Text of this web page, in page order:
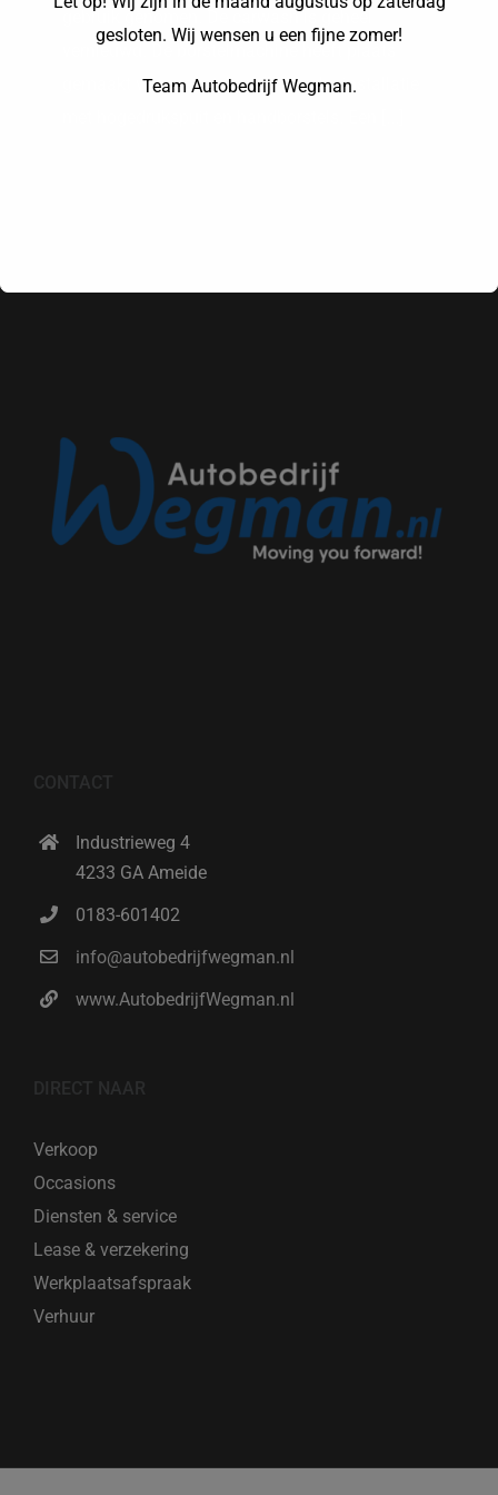
gebruik genomen. De carwash is geheel
vernieuwd. De borstelmachine heeft plaats
gemaakt voor een volautomatische installatie
Industrieweg 4
4233 GA Ameide
0183-601402
info@autobedrijfwegman.nl
www.AutobedrijfWegman.nl
Verkoop
Occasions
Diensten & service
Lease & verzekering
Werkplaatsafspraak
Verhuur
gesloten. Wij wensen u een fijne zomer!
Team Autobedrijf Wegman.